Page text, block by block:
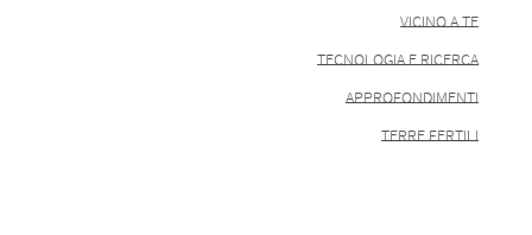
VICINO A TE
TECNOLOGIA E RICERCA
APPROFONDIMENTI
TERRE FERTILI